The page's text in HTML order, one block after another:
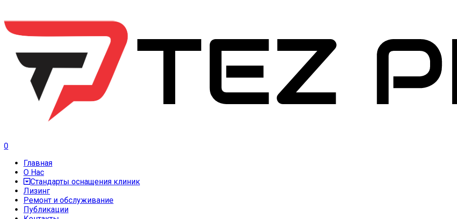
0
Главная
О Нас
Стандарты оснащения клиник
Лизинг
Ремонт и обслуживание
Публикации